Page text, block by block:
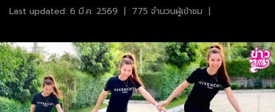
Last updated: 6 มี.ค. 2569 | 775 จำนวนผู้เข้าชม |